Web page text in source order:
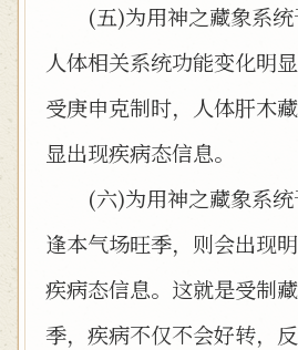
(五)为用神之藏象系统
人体相关系统功能变化明
受庚申克制时，人体肝木
显出现疾病态信息。
(六)为用神之藏象系统
逢本气场旺季，则会出现
疾病态信息。这就是受制
季，疾病不仅不会好转，